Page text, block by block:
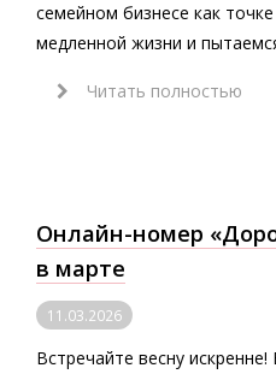
семейном бизнесе как
медленной жизни и
Читать полностью
Онлайн-номер
в марте
11.03.2026
Встречайте весну